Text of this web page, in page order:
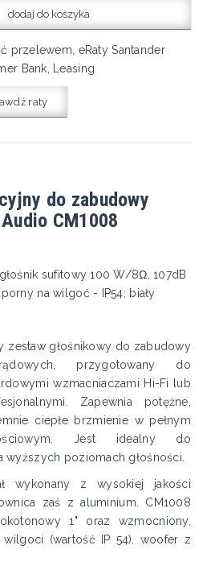
dodaj do koszyka
przelewem, eRaty Santander
Bank, Leasing
raty
do zabudowy
CM1008
sufitowy 100 W/8Ω, 107dB
na wilgoć - IP54; biały
zestaw głośnikowy do zabudowy
przygotowany do
wzmacniaczami Hi-Fi lub
Zapewnia potężne,
ciepłe brzmienie w pełnym
Jest idealny do
wyższych poziomach głośności.
wykonany z wysokiej jakości
zaś z aluminium. CM1008
1" oraz wzmocniony,
wilgoci (wartość IP 54), woofer z